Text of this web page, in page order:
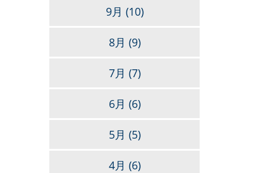
9月 (10)
8月 (9)
7月 (7)
6月 (6)
5月 (5)
4月 (6)